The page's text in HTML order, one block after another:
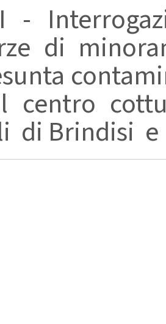
-
di
centro
di Brindisi e